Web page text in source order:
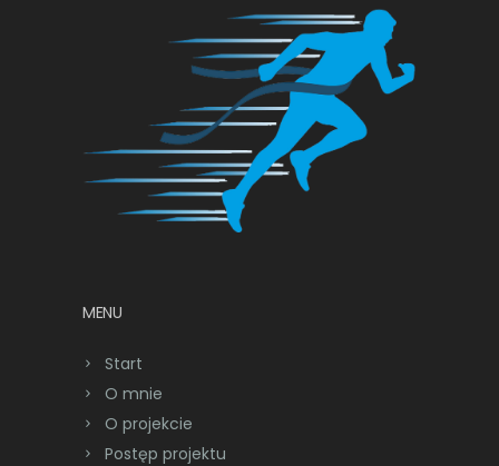
MENU
Start
O mnie
O projekcie
Postęp projektu